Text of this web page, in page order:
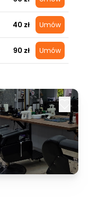
40 zł Umów
90 zł Umów